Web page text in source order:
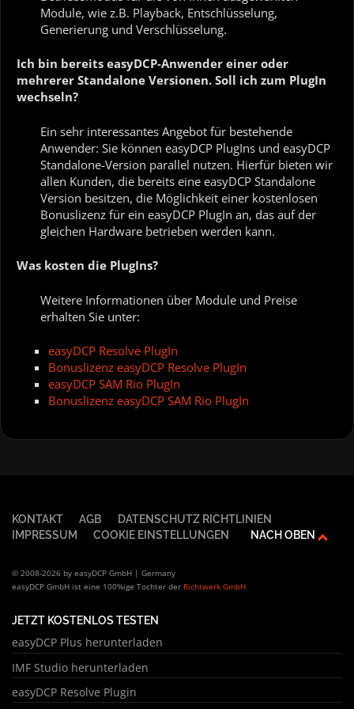
Module, wie z.B. Playback, Entschlüsselung,
Generierung und Verschlüsselung.
Ich bin bereits easyDCP-Anwender einer oder
mehrerer Standalone Versionen. Soll ich zum PlugIn
wechseln?
Ein sehr interessantes Angebot für bestehende
Anwender: Sie können easyDCP PlugIns und easyDCP
Standalone-Version parallel nutzen. Hierfür bieten wir
allen Kunden, die bereits eine easyDCP Standalone
Version besitzen, die Möglichkeit einer kostenlosen
Bonuslizenz für ein easyDCP PlugIn an, das auf der
gleichen Hardware betrieben werden kann.
Was kosten die PlugIns?
Weitere Informationen über Module und Preise
erhalten Sie unter:
easyDCP Resolve PlugIn
Bonuslizenz easyDCP Resolve PlugIn
easyDCP SAM Rio PlugIn
Bonuslizenz easyDCP SAM Rio PlugIn
KONTAKT AGB
DATENSCHUTZ RICHTLINIEN
IMPRESSUM
COOKIE EINSTELLUNGEN NACH OBEN
© 2008-2026 by easyDCP GmbH | Germany
easyDCP GmbH ist eine 100%ige Tochter der Richtwerk GmbH
JETZT KOSTENLOS TESTEN
easyDCP Plus herunterladen
IMF Studio herunterladen
easyDCP Resolve Plugin